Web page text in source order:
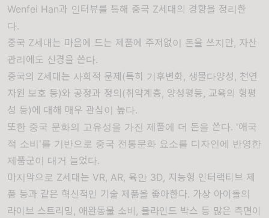
Wenfei Han과 인터뷰를 통해 중국 Z세대의 경향을 정리한
다.
중국 Z세대는 마음에 드는 제품에 주저없이 돈을 쓰지만, 자산
관리에도 신경을 쓴다.
중국의 Z세대는 사회적 문제(특히 기후변화, 생물다양성, 천연
자원 보호 등)와 공정과 정의(취약계층, 양성평등, 교육의 형평
성 등)에 대해 매우 관심이 높다.
또한 중국 문화의 고유성을 가진 제품에 더 돈을 쓴다. '애국
적 소비'를 기반으로 중국 전통문화 요소를 디자인에 반영한
제품군이 대거 늘었다.
마지막으로 Z세대는 VR, AR, 육안 3D, 지능형 인터랙티브 제
품 등과 같은 혁신적인 기술 제품을 좋아한다. 가상 아이돌의
라이브 스트리밍, 애완동물 소비, 블라인드 박스 등 많은 측면이